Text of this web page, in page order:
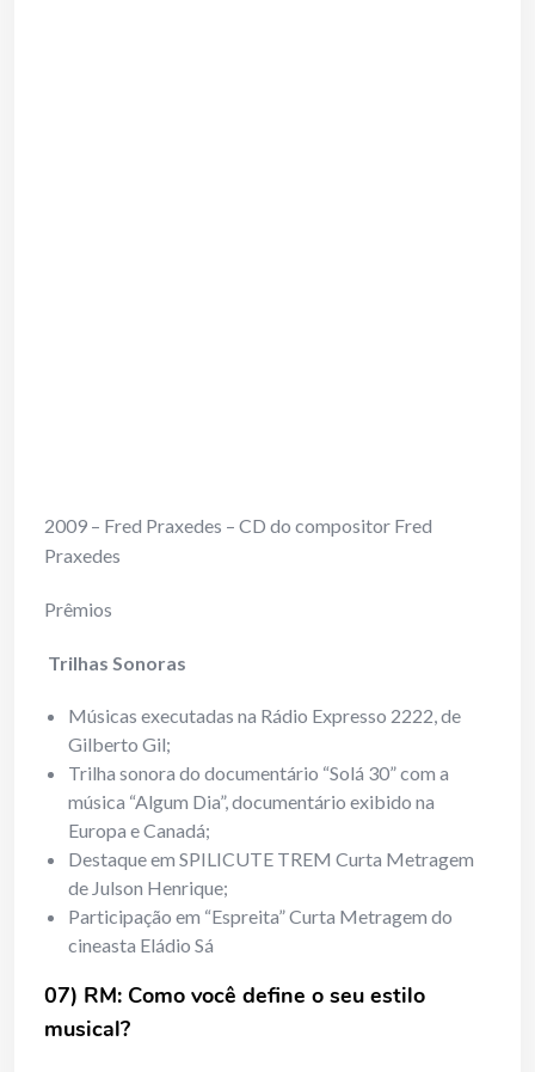
2009 – Fred Praxedes – CD do compositor Fred
Praxedes
Prêmios
Trilhas Sonoras
Músicas executadas na Rádio Expresso 2222, de
Gilberto Gil;
Trilha sonora do documentário “Solá 30” com a
música “Algum Dia”, documentário exibido na
Europa e Canadá;
Destaque em SPILICUTE TREM Curta Metragem
de Julson Henrique;
Participação em “Espreita” Curta Metragem do
cineasta Eládio Sá
07) RM: Como você define o seu estilo
musical?